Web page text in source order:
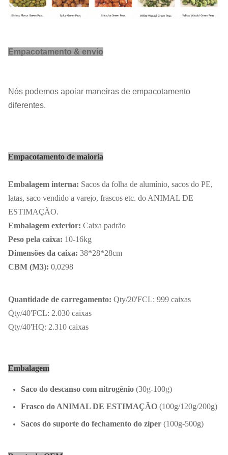
Termo do
pagamento:
T/T, L/C, D/P
principal:
empacotando na planta do PBF.
Preço
unitário:
Empacotamento & envio
Nós podemos apoiar maneiras de empacotamento
diferentes.
Empacotamento de maioria
Embalagem interna: Sacos da folha de alumínio, sacos do PE,
latas, saco vendido a varejo, frascos etc. do ANIMAL DE
ESTIMAÇÃO.
Embalagem exterior: Caixa padrão
Peso pela caixa: 10-16kg
Dimensões da caixa: 38*28*28cm
CBM (M3): 0,0298
Quantidade de carregamento: Qty/20'FCL: 999 caixas
Qty/40'FCL: 2.030 caixas
Qty/40'HQ: 2.310 caixas
Embalagem
Saco do descanso com nitrogênio (30g-100g)
Frasco do ANIMAL DE ESTIMAÇÃO (100g/120g/200g)
Sacos do suporte do fechamento do zíper (100g-500g)